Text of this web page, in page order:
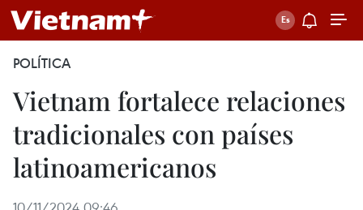
POLÍTICA
Vietnam fortalece relaciones
tradicionales con países
latinoamericanos